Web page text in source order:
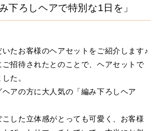
下ろしヘアで特別な1日を」
たお客様のヘアセットをご紹介します♪
招待されたとのことで、ヘアセットで
た。
アの方に大人気の「編み下ろしヘア
した立体感がとっても可愛く、お客様